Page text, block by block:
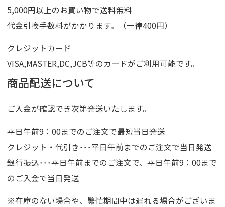
5,000円以上のお買い物で送料無料
代金引換手数料がかかります。（一律400円）
クレジットカード
VISA,MASTER,DC,JCB等のカードがご利用可能です。
商品配送について
ご入金が確認でき次第発送いたします。
平日午前9：00までのご注文で最短当日発送
クレジット・代引き･･･平日午前までのご注文で当日発送
銀行振込･･･平日午前までのご注文で、平日午前9：00まで
のご入金で当日発送
※在庫のない場合や、繁忙期間中は遅れる場合がございま